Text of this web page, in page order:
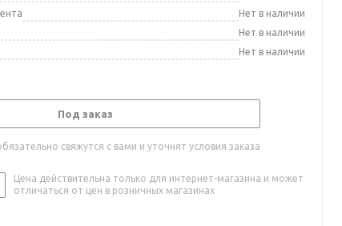
Нет в наличии
Нет в наличии
Нет в наличии
Под заказ
свяжутся с вами и уточнят условия заказа
Цена действительна только для интернет-магазина и может
отличаться от цен в розничных магазинах